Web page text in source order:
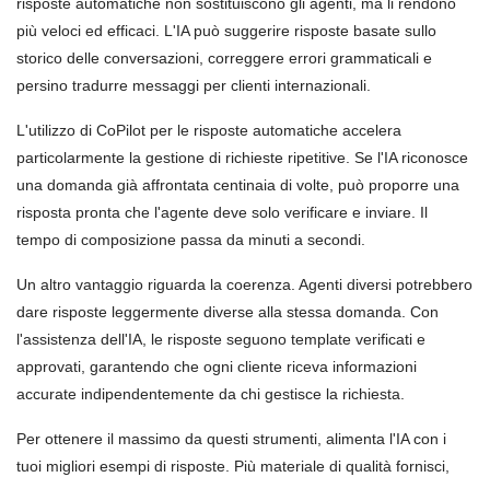
risposte automatiche non sostituiscono gli agenti, ma li rendono
più veloci ed efficaci. L'IA può suggerire risposte basate sullo
storico delle conversazioni, correggere errori grammaticali e
persino tradurre messaggi per clienti internazionali.
L'utilizzo di CoPilot per le risposte automatiche accelera
particolarmente la gestione di richieste ripetitive. Se l'IA riconosce
una domanda già affrontata centinaia di volte, può proporre una
risposta pronta che l'agente deve solo verificare e inviare. Il
tempo di composizione passa da minuti a secondi.
Un altro vantaggio riguarda la coerenza. Agenti diversi potrebbero
dare risposte leggermente diverse alla stessa domanda. Con
l'assistenza dell'IA, le risposte seguono template verificati e
approvati, garantendo che ogni cliente riceva informazioni
accurate indipendentemente da chi gestisce la richiesta.
Per ottenere il massimo da questi strumenti, alimenta l'IA con i
tuoi migliori esempi di risposte. Più materiale di qualità fornisci,